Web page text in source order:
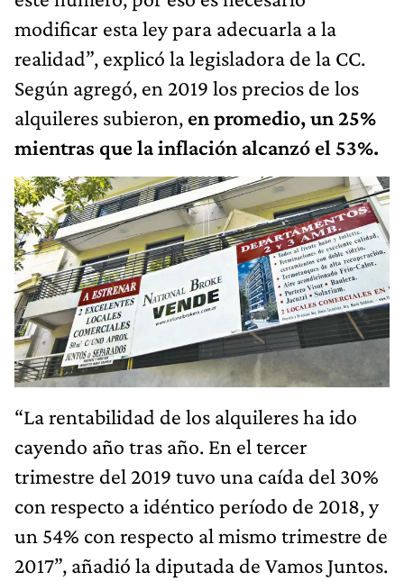
modificar esta ley para adecuarla a la
realidad”, explicó la legisladora de la CC.
Según agregó, en 2019 los precios de los
alquileres subieron, en promedio, un 25%
mientras que la inflación alcanzó el 53%.
“La rentabilidad de los alquileres ha ido
cayendo año tras año. En el tercer
trimestre del 2019 tuvo una caída del 30%
con respecto a idéntico período de 2018, y
un 54% con respecto al mismo trimestre de
2017”, añadió la diputada de Vamos Juntos.